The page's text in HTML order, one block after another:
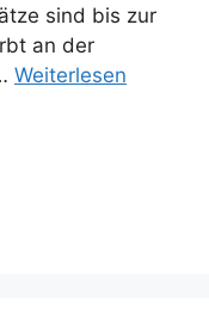
sind bis zur
an der
Weiterlesen